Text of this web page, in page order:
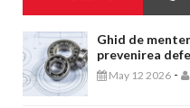
Ghid de
prevenirea
May 12 2026 -